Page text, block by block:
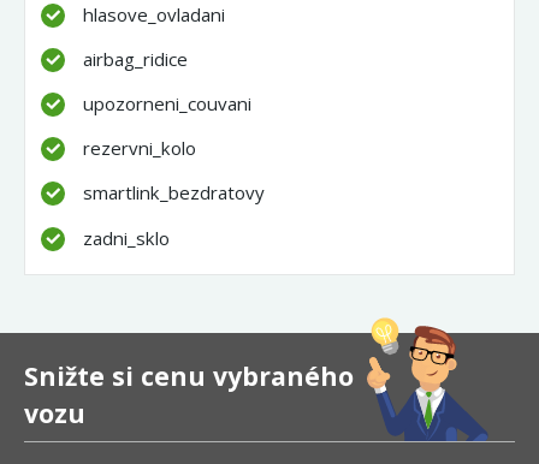
hlasove_ovladani
airbag_ridice
upozorneni_couvani
rezervni_kolo
smartlink_bezdratovy
zadni_sklo
Snižte si cenu vybraného
vozu